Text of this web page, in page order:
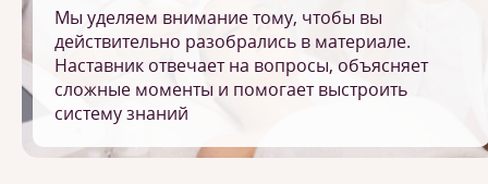
Мы уделяем внимание тому, чтобы вы
действительно разобрались в материале.
Наставник отвечает на вопросы, объясняет
сложные моменты и помогает выстроить
систему знаний